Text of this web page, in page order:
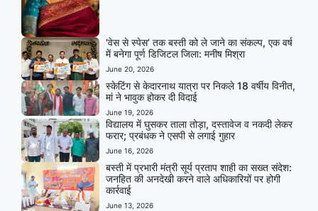
‘वेस से स्पेस’ तक बस्ती को ले जाने का संकल्प, एक वर्ष
में बनेगा पूर्ण डिजिटल जिला: मनीष मिश्रा
June 20, 2026
स्केटिंग से केदारनाथ यात्रा पर निकले 18 वर्षीय विनीत,
मां ने भावुक होकर दी विदाई
June 19, 2026
विद्यालय में घुसकर ताला तोड़ा, दस्तावेज व नकदी लेकर
फरार; प्रबंधक ने एसपी से लगाई गुहार
June 16, 2026
बस्ती में प्रभारी मंत्री सूर्य प्रताप शाही का सख्त संदेश:
जनहित की अनदेखी करने वाले अधिकारियों पर होगी
कार्रवाई
June 13, 2026